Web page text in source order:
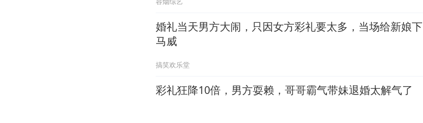
婚礼当天男方大闹，只因女方彩礼要太多，当场给新娘下
马威
搞笑欢乐堂
彩礼狂降10倍，男方耍赖，哥哥霸气带妹退婚太解气了